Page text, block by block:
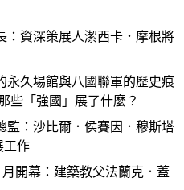
：資深策展人潔西卡．摩根將
永久場館與八國聯軍的歷史痕
些「強國」展了什麼？
監：沙比爾．侯賽因．穆斯塔
工作
開幕：建築教父法蘭克．蓋